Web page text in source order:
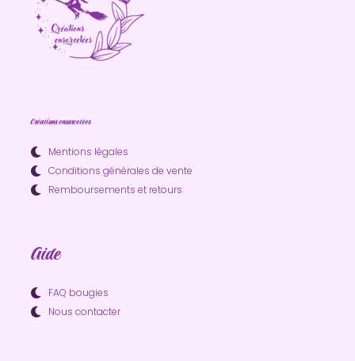
Créations ensorcelées
Mentions légales
Conditions générales de vente
Remboursements et retours
Aide
FAQ bougies
Nous contacter